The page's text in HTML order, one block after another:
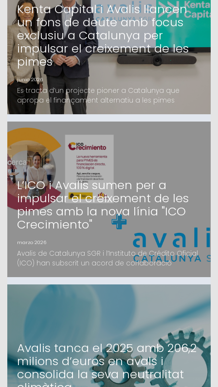
Kenta Capital i Avalis llancen
un fons de deute amb focus
exclusiu a Catalunya per
impulsar el creixement de les
pimes
junio 2026
Es tracta d’un projecte pioner a Catalunya que
apropa el finançament alternatiu a les pimes
catalanes, en el qual Avalis i Kenta Capital fa mesos
que treballen i que compta amb el suport d’un grup
d’inversors, tant family offices com institucionals,
majoritàriament catalansEl fons, que oferirà
finançament de fins a 4 milions d’euros en
condicions c
L’ICO i Avalis sumen per a
impulsar el creixement de les
pimes amb la nova línia "ICO
Crecimiento"
marzo 2026
Avalis de Catalunya SGR i l’Instituto de Crédito Oficial
(ICO) han subscrit un acord de col·laboració
pimes catalanes. Mitjançant la nova eina digital ICO
Crecimiento, les petites i mitjanes empreses podran
accedir a recursos en condicions preferents i amb el
suport de la garantia d’Avalis.L’ob
Avalis tanca el 2025 amb 206,2
milions d’euros en avals i
consolida la seva neutralitat